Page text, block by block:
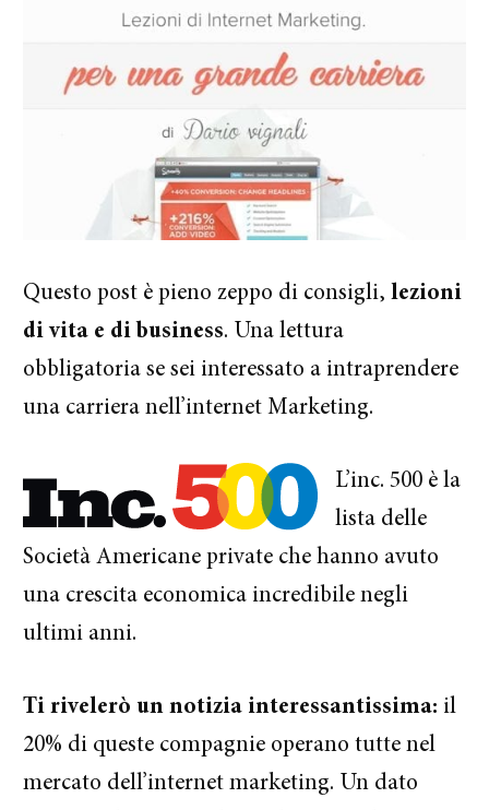
Questo post è pieno zeppo di consigli,lezioni
di vita e di business. Una lettura
obbligatoria se sei interessato a intraprendere
una carriera nell’internet Marketing.
L’inc. 500 è la
lista delle
Società Americane private che hanno avuto
una crescita economica incredibile negli
ultimi anni.
Ti rivelerò un notizia interessantissima: il
20% di queste compagnie operano tutte nel
mercato dell’internet marketing. Un dato